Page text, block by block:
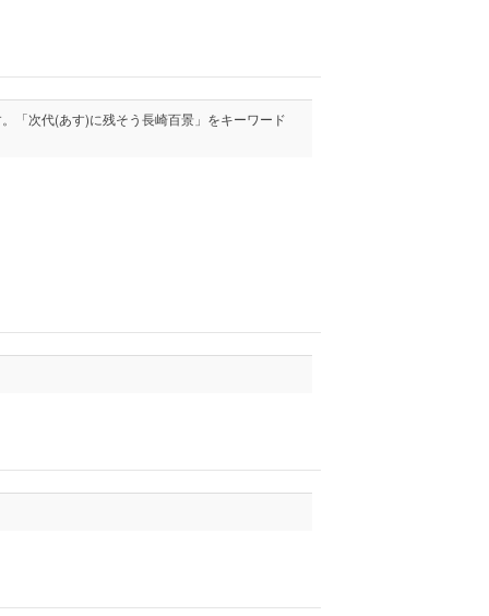
「次代(あす)に残そう長崎百景」をキーワード